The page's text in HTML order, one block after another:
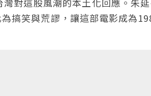
搞笑與荒謬，讓這部電影成為